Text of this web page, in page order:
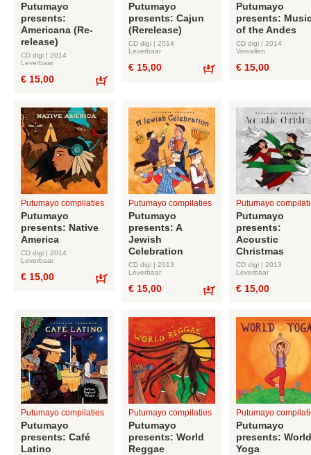
Putumayo
presents:
Americana (Re-
release)
CD digi | 2014
Leverbaar
€ 15,00
Putumayo
presents: Cajun
(Rerelease)
CD digi | 2014
Leverbaar
€ 15,00
Putumayo
presents:
of the Andes
CD digi | 2014
Vervallen
€ 15,00
Putumayo compilaties
Putumayo
presents: Native
America
CD digi | 2014
Leverbaar
€ 15,00
Putumayo compilaties
Putumayo
presents: A
Jewish
Celebration
CD digi | 2013
Leverbaar
€ 15,00
Putumayo
Putumayo
presents:
Acoustic
Christmas
CD digi | 2013
Leverbaar
€ 15,00
Putumayo compilaties
Putumayo
presents: Café
Latino
Putumayo compilaties
Putumayo
presents: World
Reggae
Putumayo
Putumayo
presents: World
Yoga